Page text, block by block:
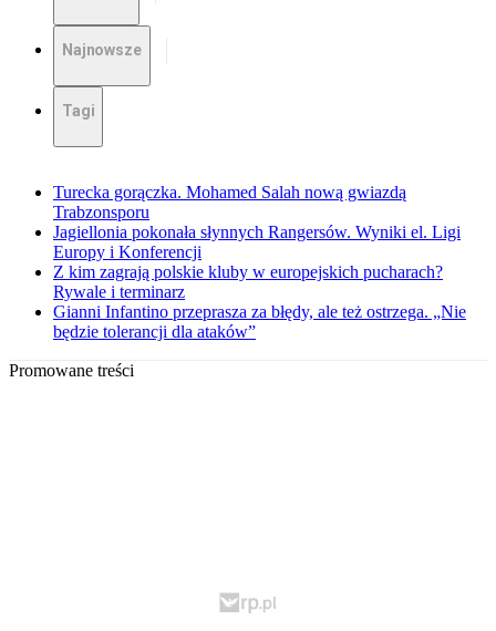
Najnowsze
Tagi
Turecka gorączka. Mohamed Salah nową gwiazdą
Trabzonsporu
Jagiellonia pokonała słynnych Rangersów. Wyniki el. Ligi
Europy i Konferencji
Z kim zagrają polskie kluby w europejskich pucharach?
Rywale i terminarz
Gianni Infantino przeprasza za błędy, ale też ostrzega. „Nie
będzie tolerancji dla ataków”
Promowane treści